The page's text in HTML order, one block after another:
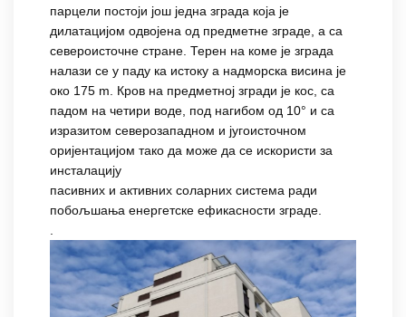
парцели постоји још једна зграда која је
дилатацијом одвојена од предметне зграде, а са
североисточне стране. Терен на коме је зграда
налази се у паду ка истоку а надморска висина је
око 175 m. Кров на предметној згради је кос, са
падом на четири воде, под нагибом од 10° и са
изразитом северозападном и југоисточном
оријентацијом тако да може да се искористи за
инсталацију
пасивних и активних соларних система ради
побољшања енергетске ефикасности зграде.
.